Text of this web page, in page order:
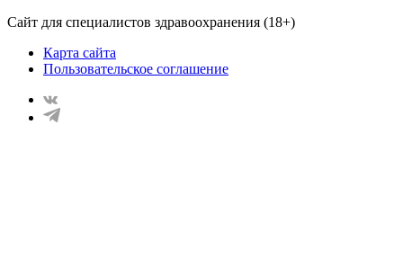
Сайт для специалистов здравоохранения (18+)
Карта сайта
Пользовательское соглашение